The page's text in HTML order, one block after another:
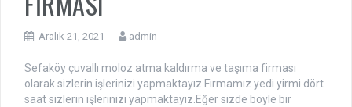
Aralık 21, 2021 admin
Sefaköy çuvallı moloz atma kaldırma ve taşıma firması
olarak sizlerin işlerinizi yapmaktayız.Firmamız yedi yirmi dört
saat sizlerin işlerinizi yapmaktayız.Eğer sizde böyle bir